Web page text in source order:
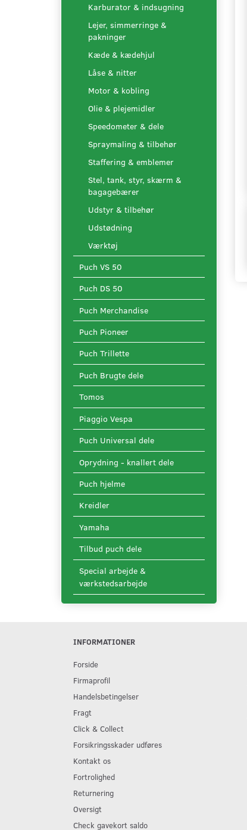
Karburator & indsugning
Lejer, simmerringe &
pakninger
Kæde & kædehjul
Låse & nitter
Motor & kobling
Olie & plejemidler
Speedometer & dele
Spraymaling & tilbehør
Staffering & emblemer
Stel, tank, styr, skærm &
bagagebærer
Udstyr & tilbehør
Udstødning
Værktøj
Puch VS 50
Puch DS 50
Puch Merchandise
Puch Pioneer
Puch Trillette
Puch Brugte dele
Tomos
Piaggio Vespa
Puch Universal dele
Oprydning - knallert dele
Puch hjelme
Kreidler
Yamaha
Tilbud puch dele
Special arbejde &
værkstedsarbejde
INFORMATIONER
Forside
Firmaprofil
Handelsbetingelser
Fragt
Click & Collect
Forsikringsskader udføres
Kontakt os
Fortrolighed
Returnering
Oversigt
Check gavekort saldo